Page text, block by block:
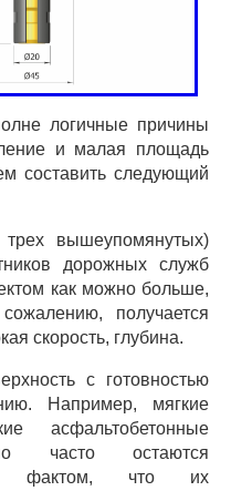
логичные причины
и малая площадь
составить следующий
вышеупомянутых)
дорожных служб
как можно больше,
получается
скорость, глубина.
с готовностью
Например, мягкие
асфальтобетонные
часто остаются
фактом, что их